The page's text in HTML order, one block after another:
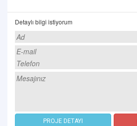
Detaylı bilgi istiyorum
PROJE DETAYI